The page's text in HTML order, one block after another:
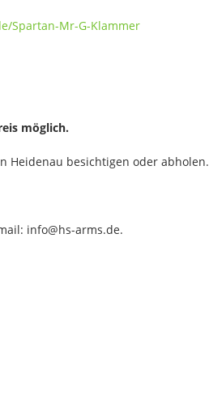
Spartan-Mr-G-Klammer
möglich.
Heidenau besichtigen oder abholen.
info@hs-arms.de.